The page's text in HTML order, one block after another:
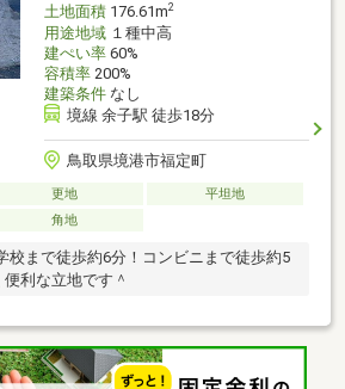
土地面積176.61m2
用途地域１種中高
建ぺい率60%
容積率200%
建築条件なし
境線 余子駅 徒歩18分
鳥取県境港市福定町
更地
平坦地
角地
校まで徒歩約6分！コンビニまで徒歩約5
利な立地です＾